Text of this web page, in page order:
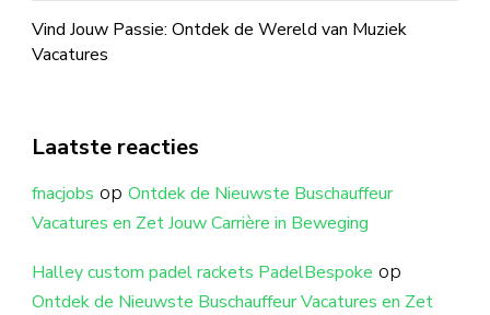
Vind Jouw Passie: Ontdek de Wereld van Muziek
Vacatures
Laatste reacties
fnacjobs op Ontdek de Nieuwste Buschauffeur
Vacatures en Zet Jouw Carrière in Beweging
Halley custom padel rackets PadelBespoke op
Ontdek de Nieuwste Buschauffeur Vacatures en Zet